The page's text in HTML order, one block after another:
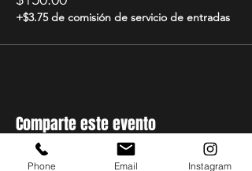
+$3.75 de comisión de servicio de entradas
Comparte este evento
Phone Email Instagram